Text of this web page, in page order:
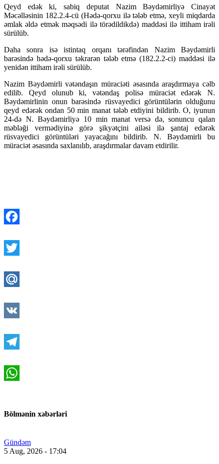
Qeyd edək ki, sabiq deputat Nazim Bəydəmirliyə Cinayət
Məcəlləsinin 182.2.4-cü (Hədə-qorxu ilə tələb etmə, xeyli miqdarda
əmlak əldə etmək məqsədi ilə törədildikdə) maddəsi ilə ittiham irəli
sürülüb.
Daha sonra isə istintaq orqanı tərəfindən Nazim Bəydəmirli
barəsində hədə-qorxu təkrarən tələb etmə (182.2.2-ci) maddəsi ilə
yenidən ittiham irəli sürülüb.
Nazim Bəydəmirli vətəndaşın müraciəti əsasında araşdırmaya cəlb
edilib. Qeyd olunub ki, vətəndaş polisə müraciət edərək N.
Bəydəmirlinin onun barəsində rüsvayedici görüntülərin olduğunu
qeyd edərək ondan 50 min manat tələb etdiyini bildirib. O, iyunun
24-də N. Bəydəmirliyə 10 min manat versə də, sonuncu qalan
məbləği vermədiyinə görə şikyətçini ailəsi ilə şantaj edərək
rüsvayedici görüntüləri yayacağını bildirib. N. Bəydəmirli bu
müraciət əsasında saxlanılıb, araşdırmalar davam etdirilir.
Bölmənin xəbərləri
Gündəm
5 Aug, 2026 - 17:04